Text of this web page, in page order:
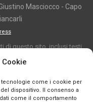
come i cookie per
dispositivo. Il consenso a
come il comportamento
Masciocco - Capo
di questo sito, inclusi testi,
sono protetti da copyright e
dei contenuti è consentita
la fonte, con link diretto